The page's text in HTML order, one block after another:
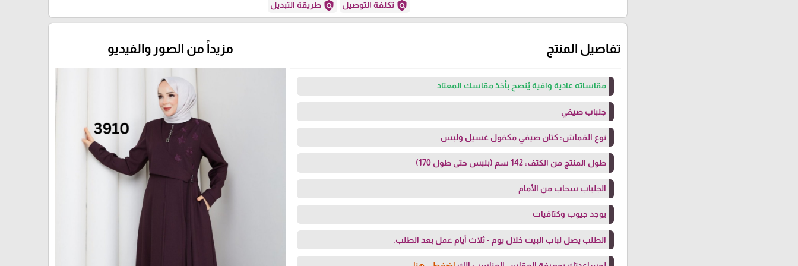
policy تكلفة التوصيل policy طريقة التبديل
تفاصيل المنتج
مقاساته عادية وافية يُنصح بأخذ مقاسك المعتاد
جلباب صيفي
نوع القماش: كتان صيفي مكفول غسيل ولبس
طول المنتج من الكتف: 142 سم (بلبس حتى طول 170)
الجلباب سحاب من الأمام
يوجد جيوب وكتافيات
الطلب يصل لباب البيت خلال يوم - ثلاث أيام عمل بعد الطلب.
مزيداً من الصور والفيديو